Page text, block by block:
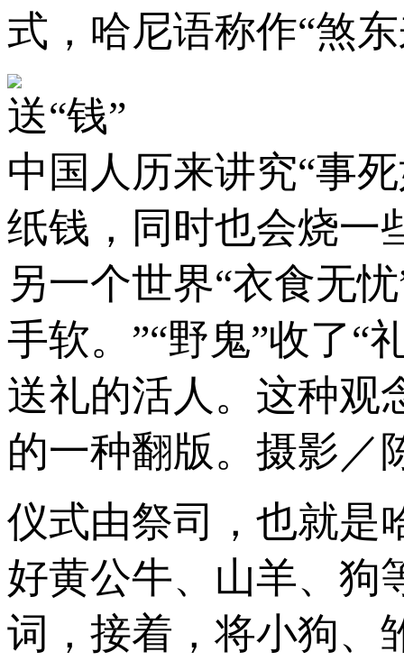
式，哈尼语称作“煞
送“钱”
中国人历来讲究“事
纸钱，同时也会烧一
另一个世界“衣食无
手软。”“野鬼”收了“
送礼的活人。这种观
的一种翻版。摄影／
仪式由祭司，也就是
好黄公牛、山羊、狗
词，接着，将小狗、